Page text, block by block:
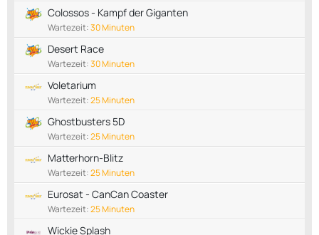
Colossos - Kampf der Giganten
Wartezeit:30 Minuten
Desert Race
Wartezeit:30 Minuten
Voletarium
Wartezeit:25 Minuten
Ghostbusters 5D
Wartezeit:25 Minuten
Matterhorn-Blitz
Wartezeit:25 Minuten
Eurosat - CanCan Coaster
Wartezeit:25 Minuten
Wickie Splash